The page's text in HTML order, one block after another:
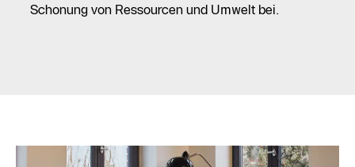
Schonung von Ressourcen und Umwelt bei.